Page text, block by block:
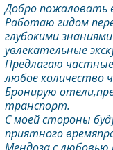
Добро пожаловать
Работаю гидом
глубокими
увлекательные
Предлагаю
любое количество
Бронирую
транспорт.
С моей стороны
приятного